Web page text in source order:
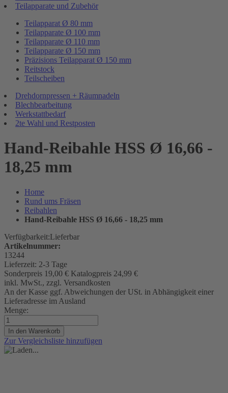
Teilapparate und Zubehör
Teilapparat Ø 80 mm
Teilapparate Ø 100 mm
Teilapparate Ø 110 mm
Teilapparate Ø 150 mm
Präzisions Teilapparat Ø 150 mm
Reitstock
Teilscheiben
Drehdornpressen + Räumnadeln
Blechbearbeitung
Werkstattbedarf
2te Wahl und Restposten
Hand-Reibahle HSS Ø 16,66 -
18,25 mm
Home
Rund ums Fräsen
Reibahlen
Hand-Reibahle HSS Ø 16,66 - 18,25 mm
Verfügbarkeit:Lieferbar
Artikelnummer:
13244
Lieferzeit: 2-3 Tage
Sonderpreis 19,00 € Katalogpreis 24,99 €
inkl. MwSt., zzgl. Versandkosten
An der Kasse ggf. Abweichungen der USt. in Abhängigkeit einer
Lieferadresse im Ausland
Menge:
In den Warenkorb
Zur Vergleichsliste hinzufügen